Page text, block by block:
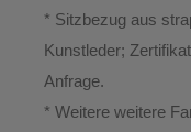
* Sitzbezug aus
Kunstleder;
Anfrage.
* Weitere weitere